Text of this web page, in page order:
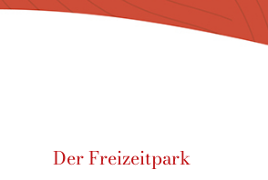
Der Freizeitpark